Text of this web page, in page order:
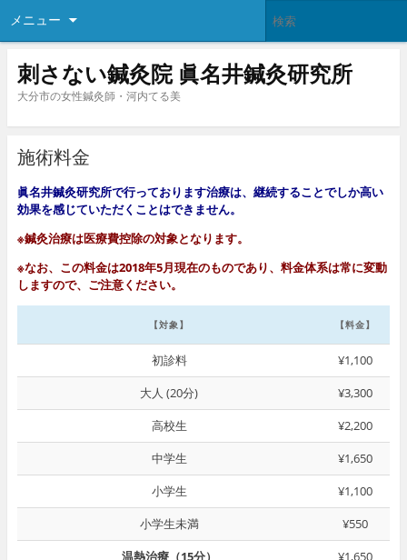
メニュー
刺さない鍼灸院 眞名井鍼灸研究所
大分市の女性鍼灸師・河内てる美
施術料金
眞名井鍼灸研究所で行っております治療は、継続することでしか高い
効果を感じていただくことはできません。
※鍼灸治療は医療費控除の対象となります。
※なお、この料金は2018年5月現在のものであり、料金体系は常に変動
しますので、ご注意ください。
【対象】 【料金】
初診料
¥1,100
大人 (20分)
¥3,300
高校生
¥2,200
中学生
¥1,650
小学生
¥1,100
小学生未満
¥550
温熱治療（15分）
¥1,650